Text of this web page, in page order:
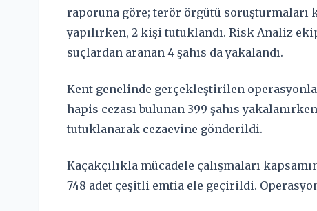
raporuna göre; terör örgütü soruşturmaları
yapılırken, 2 kişi tutuklandı. Risk Analiz
suçlardan aranan 4 şahıs da yakalandı.
Kent genelinde gerçekleştirilen
hapis cezası bulunan 399 şahıs
tutuklanarak cezaevine gönderildi.
Kaçakçılıkla mücadele çalışmaları
748 adet çeşitli emtia ele geçirildi.